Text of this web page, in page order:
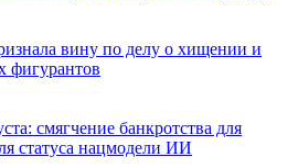
вину по делу о хищении и
фигурантов
смягчение банкротства для
статуса нацмодели ИИ